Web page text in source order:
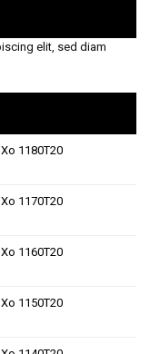
elit, sed diam
1180T20
1170T20
1160T20
1150T20